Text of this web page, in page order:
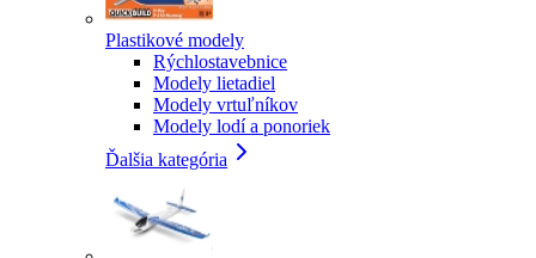
Plastikové modely
Rýchlostavebnice
Modely lietadiel
Modely vrtuľníkov
Modely lodí a ponoriek
Ďalšia kategória